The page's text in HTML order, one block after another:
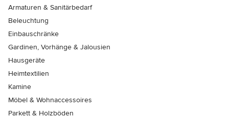
Armaturen & Sanitärbedarf
Beleuchtung
Einbauschränke
Gardinen, Vorhänge & Jalousien
Hausgeräte
Heimtextilien
Kamine
Möbel & Wohnaccessoires
Parkett & Holzböden